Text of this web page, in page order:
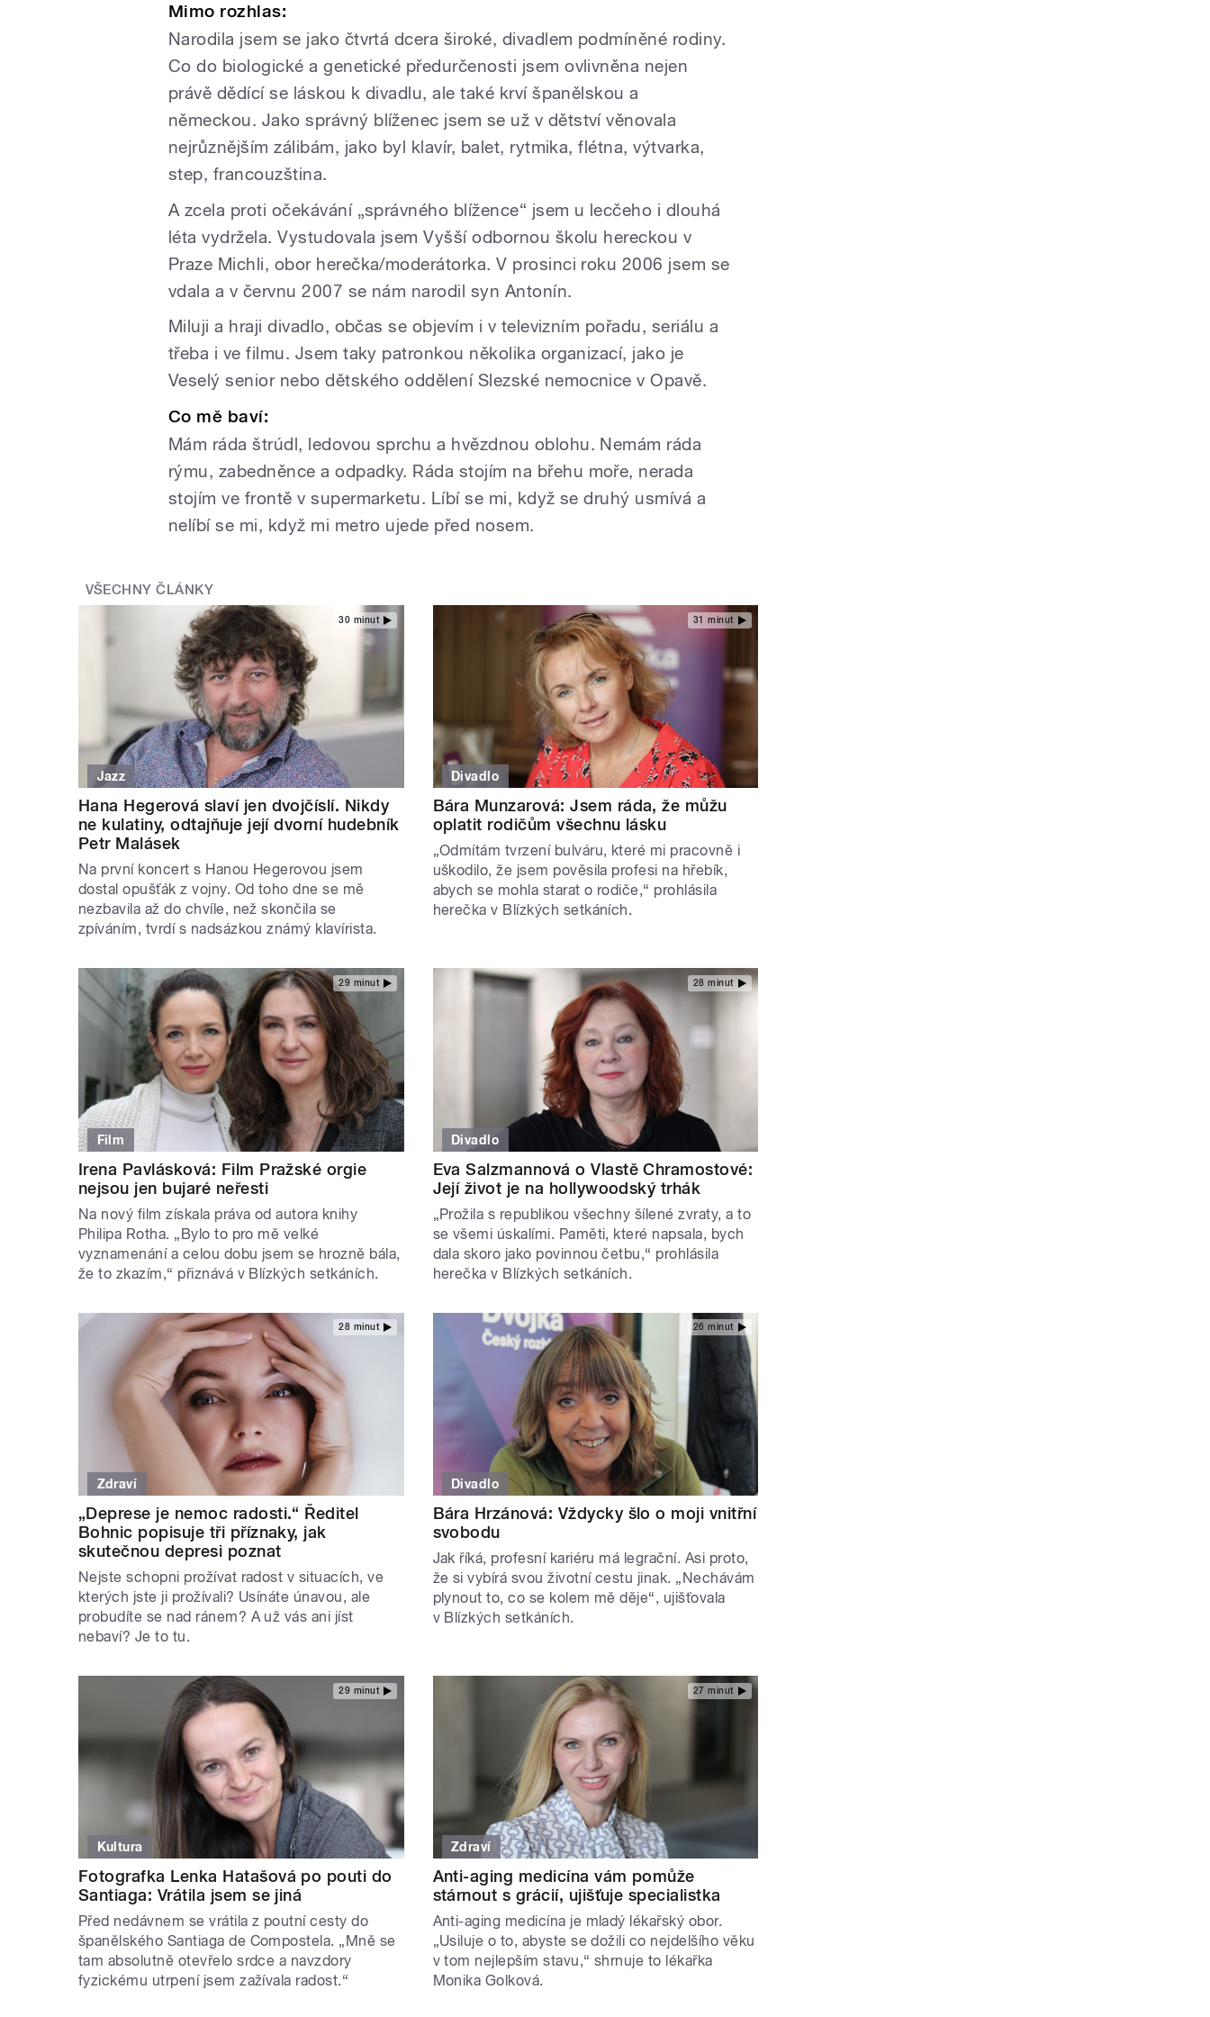
Mimo rozhlas:
Narodila jsem se jako čtvrtá dcera široké, divadlem podmíněné rodiny.
Co do biologické a genetické předurčenosti jsem ovlivněna nejen
právě dědící se láskou k divadlu, ale také krví španělskou a
německou. Jako správný blíženec jsem se už v dětství věnovala
nejrůznějším zálibám, jako byl klavír, balet, rytmika, flétna, výtvarka,
step, francouzština.
A zcela proti očekávání „správného blížence“ jsem u lecčeho i dlouhá
léta vydržela. Vystudovala jsem Vyšší odbornou školu hereckou v
Praze Michli, obor herečka/moderátorka. V prosinci roku 2006 jsem se
vdala a v červnu 2007 se nám narodil syn Antonín.
Miluji a hraji divadlo, občas se objevím i v televizním pořadu, seriálu a
třeba i ve filmu. Jsem taky patronkou několika organizací, jako je
Veselý senior nebo dětského oddělení Slezské nemocnice v Opavě.
Co mě baví:
Mám ráda štrúdl, ledovou sprchu a hvězdnou oblohu. Nemám ráda
rýmu, zabedněnce a odpadky. Ráda stojím na břehu moře, nerada
stojím ve frontě v supermarketu. Líbí se mi, když se druhý usmívá a
nelíbí se mi, když mi metro ujede před nosem.
VŠECHNY ČLÁNKY
30 minut
Jazz
Hana Hegerová slaví jen dvojčíslí. Nikdy
ne kulatiny, odtajňuje její dvorní hudebník
Petr Malásek
Na první koncert s Hanou Hegerovou jsem
dostal opušťák z vojny. Od toho dne se mě
nezbavila až do chvíle, než skončila se
zpíváním, tvrdí s nadsázkou známý klavírista.
31 minut
Divadlo
Bára Munzarová: Jsem ráda, že můžu
oplatit rodičům všechnu lásku
„Odmítám tvrzení bulváru, které mi pracovně i
uškodilo, že jsem pověsila profesi na hřebík,
abych se mohla starat o rodiče,“ prohlásila
herečka v Blízkých setkáních.
29 minut
Film
Irena Pavlásková: Film Pražské orgie
nejsou jen bujaré neřesti
Na nový film získala práva od autora knihy
Philipa Rotha. „Bylo to pro mě velké
vyznamenání a celou dobu jsem se hrozně bála,
že to zkazím,“ přiznává v Blízkých setkáních.
28 minut
Divadlo
Eva Salzmannová o Vlastě Chramostové:
Její život je na hollywoodský trhák
„Prožila s republikou všechny šílené zvraty, a to
se všemi úskalími. Paměti, které napsala, bych
dala skoro jako povinnou četbu,“ prohlásila
herečka v Blízkých setkáních.
28 minut
Zdraví
„Deprese je nemoc radosti.“ Ředitel
Bohnic popisuje tři příznaky, jak
skutečnou depresi poznat
Nejste schopni prožívat radost v situacích, ve
kterých jste ji prožívali? Usínáte únavou, ale
probudíte se nad ránem? A už vás ani jíst
nebaví? Je to tu.
26 minut
Divadlo
Bára Hrzánová: Vždycky šlo o moji vnitřní
svobodu
Jak říká, profesní kariéru má legrační. Asi proto,
že si vybírá svou životní cestu jinak. „Nechávám
plynout to, co se kolem mě děje“, ujišťovala
v Blízkých setkáních.
29 minut
Kultura
Fotografka Lenka Hatašová po pouti do
Santiaga: Vrátila jsem se jiná
Před nedávnem se vrátila z poutní cesty do
španělského Santiaga de Compostela. „Mně se
tam absolutně otevřelo srdce a navzdory
fyzickému utrpení jsem zažívala radost.“
27 minut
Zdraví
Anti-aging medicína vám pomůže
stárnout s grácií, ujišťuje specialistka
Anti-aging medicína je mladý lékařský obor.
„Usiluje o to, abyste se dožili co nejdelšího věku
v tom nejlepším stavu,“ shrnuje to lékařka
Monika Golková.